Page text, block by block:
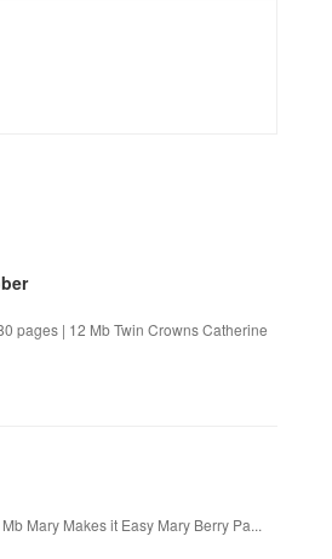
pages | 12 Mb Twin Crowns Catherine
Mary Makes it Easy Mary Berry Pa...